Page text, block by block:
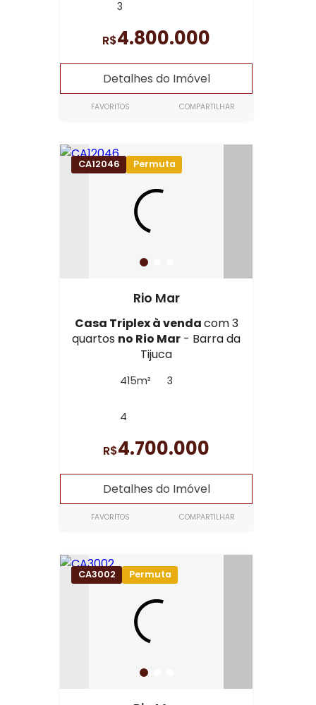
3
R$4.800.000
Detalhes do Imóvel
FAVORITOS COMPARTILHAR
CA12046 Permuta
Rio Mar
Casa Triplex à vendacom 3
quartos no Rio Mar - Barra da
Tijuca
415m² 3
4
R$4.700.000
Detalhes do Imóvel
FAVORITOS COMPARTILHAR
CA3002 Permuta